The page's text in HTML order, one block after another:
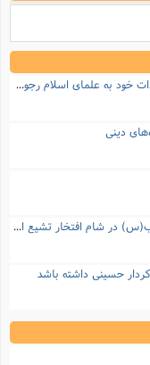
آیت الله سبحانی؛ جوانان برای حفظ اعتقادات خود به علمای اسلام رجوع کنند
دینی
رئیس جامعة المصطفی العالمیة؛ خطبه زینب(س) در شام افتخار تشیع است
حسینی داشته باشد